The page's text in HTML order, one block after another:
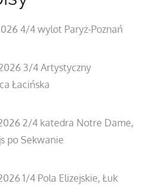
4/4 wylot Paryż-Poznań
3/4 Artystyczny
Łacińska
2/4 katedra Notre Dame,
po Sekwanie
1/4 Pola Elizejskie, Łuk